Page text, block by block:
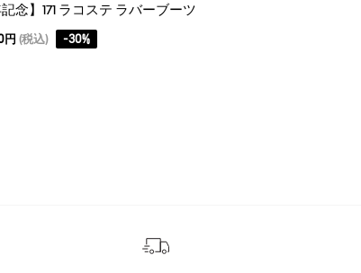
記念】171 ラコステ ラバーブーツ
円 (税込) -30%